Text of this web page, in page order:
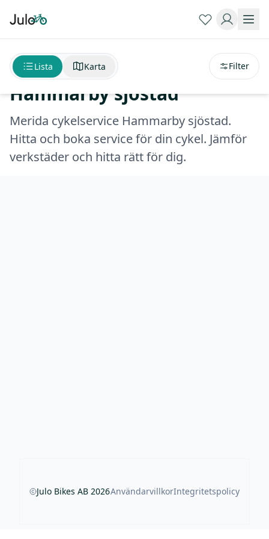
Merida cykelservice
Hammarby sjöstad
Merida cykelservice Hammarby sjöstad.
Hitta och boka service för din cykel. Jämför
verkstäder och hitta rätt för dig.
Lista Karta Filter
avstånd
Julo Bikes AB 2026AnvändarvillkorIntegritetspolicy